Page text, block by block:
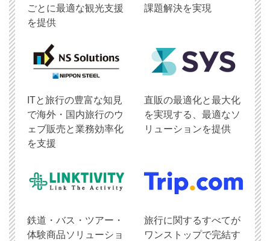
ごとに最適な観光支援
を提供
課題解決を実現
ITと旅行の豊富な知見
で海外・国内旅行のウ
ェブ販売と業務効率化
を支援
直販の最適化と最大化
を実現する、最適なソ
リューションを提供
鉄道・バス・ツアー・
体験商品ソリューショ
旅行に関するすべてが
ワンストップで完結す